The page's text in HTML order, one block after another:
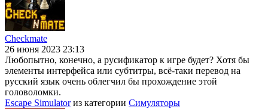
Checkmate
26 июня 2023 23:13
Любопытно, конечно, а русификатор к игре будет? Хотя бы
элементы интерфейса или субтитры, всё-таки перевод на
русский язык очень облегчил бы прохождение этой
головоломки.
Escape Simulatorиз категории Симуляторы